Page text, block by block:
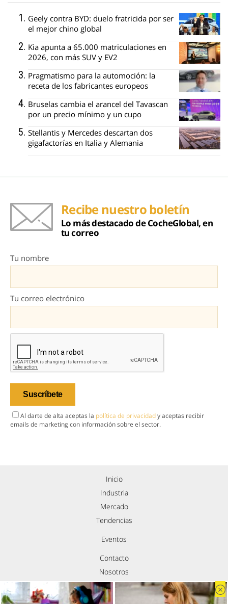
Geely contra BYD: duelo fratricida por ser
el mejor chino global
Kia apunta a 65.000 matriculaciones en
2026, con más SUV y EV2
Pragmatismo para la automoción: la
receta de los fabricantes europeos
Bruselas cambia el arancel del Tavascan
por un precio mínimo y un cupo
Stellantis y Mercedes descartan dos
gigafactorías en Italia y Alemania
Recibe nuestro boletín
Lo más destacado de CocheGlobal, en
tu correo
Tu nombre
Tu correo electrónico
Al darte de alta aceptas la política de privacidady aceptas recibir
emails de marketing con información sobre el sector.
Inicio
Industria
Mercado
Tendencias
Eventos
Contacto
Nosotros
Política de privacidad
Aviso legal